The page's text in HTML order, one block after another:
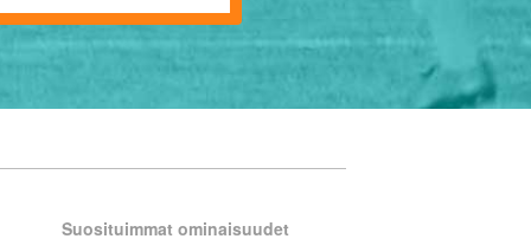
Suosituimmat ominaisuudet